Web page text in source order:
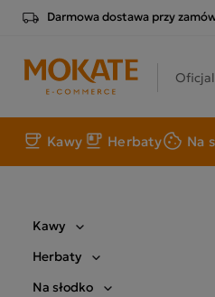
Darmowa dostawa przy
Kawy Herbaty Na
Kawy
Herbaty
Na słodko